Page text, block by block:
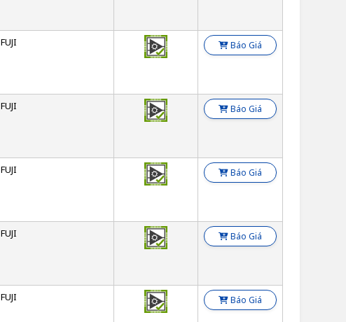
FUJI Báo Giá
FUJI Báo Giá
FUJI Báo Giá
FUJI Báo Giá
FUJI Báo Giá